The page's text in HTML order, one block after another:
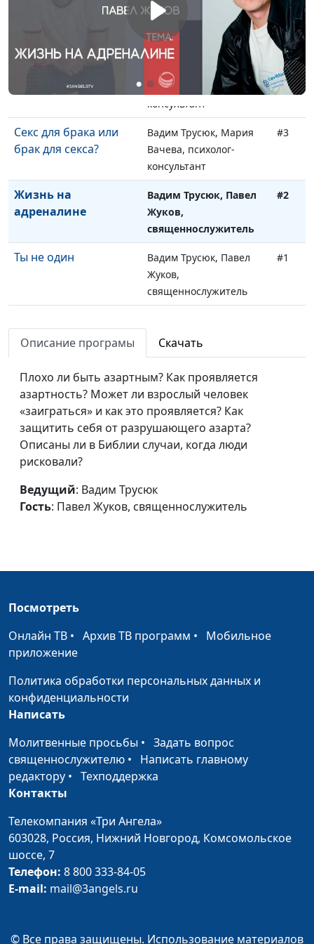
Мое тело - мое дело
Вадим Трусюк, Мария
Вачева, психолог-
консультант
#5
Сексуальное
воспитание
Вадим Трусюк, Мария
Вачева, психолог-
консультант
#4
Секс для брака или
брак для секса?
Вадим Трусюк, Мария
Вачева, психолог-
консультант
#3
Жизнь на
адреналине
Вадим Трусюк, Павел
Жуков,
священнослужитель
#2
Ты не один
Вадим Трусюк, Павел
Жуков,
священнослужитель
#1
Описание програмы Скачать
Плохо ли быть азартным? Как проявляется
азартность? Может ли взрослый человек
«заиграться» и как это проявляется? Как
защитить себя от разрушающего азарта?
Описаны ли в Библии случаи, когда люди
рисковали?
Ведущий: Вадим Трусюк
Гость: Павел Жуков, священнослужитель
Посмотреть
Онлайн ТВ • Архив ТВ программ • Мобильное
приложение
Политика обработки персональных данных и
конфиденциальности
Написать
Молитвенные просьбы • Задать вопрос
священнослужителю • Написать главному
редактору • Техподдержка
Контакты
Телекомпания «Три Ангела»
603028, Россия, Нижний Новгород, Комсомольское
шоссе, 7
Телефон: 8 800 333-84-05
E-mail: mail@3angels.ru
© Все права защищены. Использование материалов